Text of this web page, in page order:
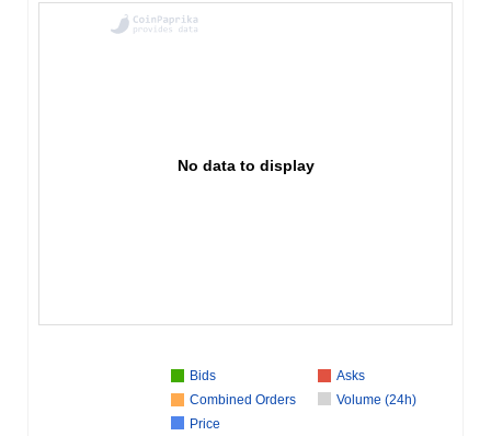
No data to display
Bids
Asks
Combined Orders
Volume (24h)
Price